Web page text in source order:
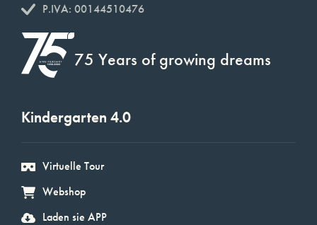
P.IVA: 00144510476
75 Years of growing dreams
Kindergarten 4.0
Virtuelle Tour
Webshop
Laden sie APP